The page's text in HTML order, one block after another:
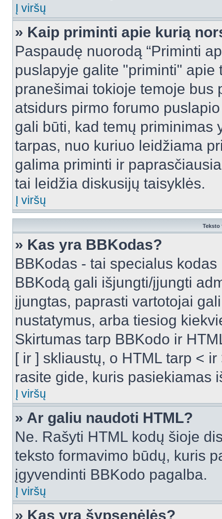
Į viršų
» Kaip priminti apie kurią
Paspaudę nuorodą “Priminti
puslapyje galite "priminti"
pranešimai tokioje temoje bus
atsidurs pirmo forumo
gali būti, kad temų priminimas
tarpas, nuo kuriuo leidžiama
galima priminti ir
tai leidžia diskusijų taisyklės.
Į viršų
Teksto
» Kas yra BBKodas?
BBKodas - tai specialus
BBKodą gali išjungti/įjungti
įjungtas, paprasti vartotojai
nustatymus, arba tiesiog
Skirtumas tarp BBKodo ir
[ ir ] skliaustų, o HTML tarp <
rasite gide, kuris pasiekiamas
Į viršų
» Ar galiu naudoti HTML?
Ne. Rašyti HTML kodų šioje
teksto formavimo būdų, kuris
įgyvendinti BBKodo pagalba.
Į viršų
» Kas yra šypsenėlės?